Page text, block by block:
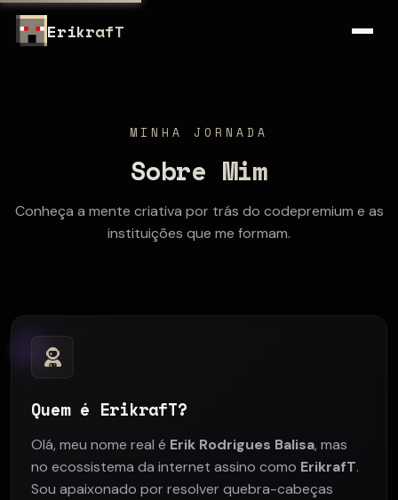
ErikrafT
MINHA JORNADA
Sobre Mim
Conheça a mente criativa por trás do codepremium e as
instituições que me formam.
Quem é ErikrafT?
Olá, meu nome real é Erik Rodrigues Balisa, mas
no ecossistema da internet assino como ErikrafT.
Sou apaixonado por resolver quebra-cabeças